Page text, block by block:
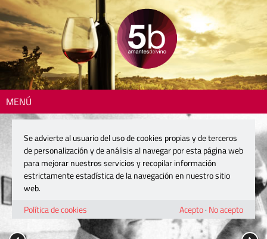
MENÚ
Se advierte al usuario del uso de cookies propias y de terceros
de personalización y de análisis al navegar por esta página web
para mejorar nuestros servicios y recopilar información
estrictamente estadística de la navegación en nuestro sitio
web.
Política de cookies
Acepto· No acepto